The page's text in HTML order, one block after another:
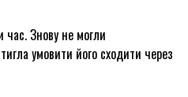
час. Знову не могли
умовити його сходити через